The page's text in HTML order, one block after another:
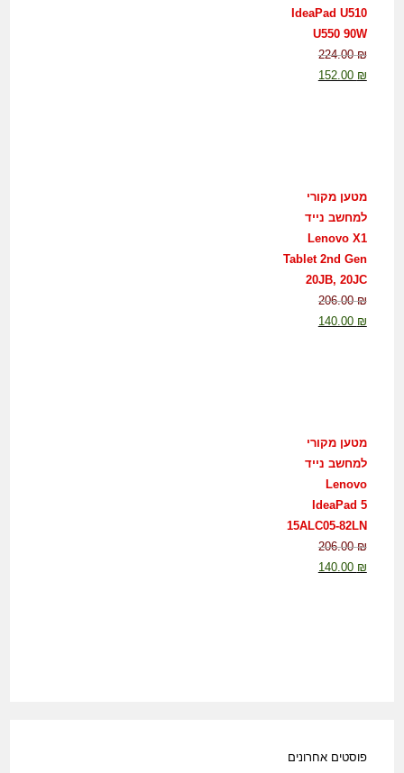
IdeaPad U510
U550 90W
224.00₪
152.00 ₪
מטען מקורי
למחשב נייד
Lenovo X1
Tablet 2nd Gen
20JB, 20JC
206.00₪
140.00 ₪
מטען מקורי
למחשב נייד
Lenovo
IdeaPad 5
15ALC05-82LN
206.00₪
140.00 ₪
פוסטים אחרונים